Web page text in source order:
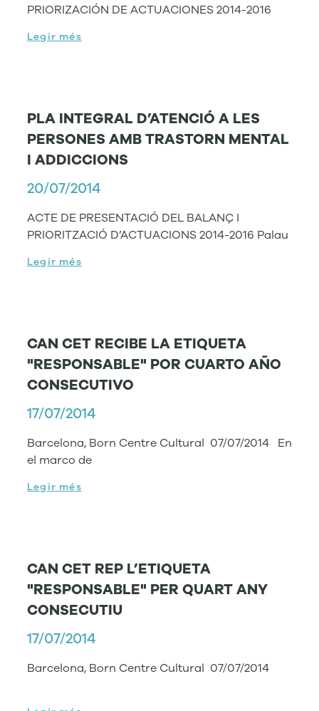
PRIORIZACIÓN DE ACTUACIONES 2014-2016
Legir més
PLA INTEGRAL D’ATENCIÓ A LES
PERSONES AMB TRASTORN MENTAL
I ADDICCIONS
20/07/2014
ACTE DE PRESENTACIÓ DEL BALANÇ I
PRIORITZACIÓ D’ACTUACIONS 2014-2016 Palau
Legir més
CAN CET RECIBE LA ETIQUETA
"RESPONSABLE" POR CUARTO AÑO
CONSECUTIVO
17/07/2014
Barcelona, Born Centre Cultural 07/07/2014 En
el marco de
Legir més
CAN CET REP L’ETIQUETA
"RESPONSABLE" PER QUART ANY
CONSECUTIU
17/07/2014
Barcelona, Born Centre Cultural 07/07/2014